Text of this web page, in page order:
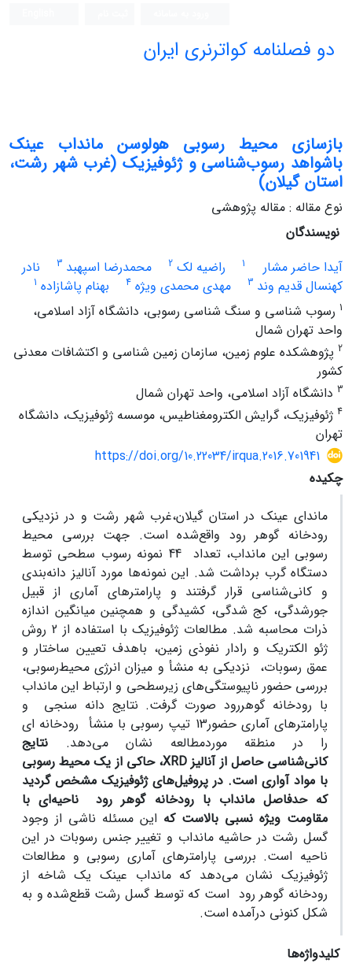
دو فصلنامه کواترنری ایران
بازسازی محیط رسوبی هولوسن مانداب عینک
باشواهد رسوب‌شناسی و ژئوفیزیک (غرب شهر رشت،
استان گیلان)
نوع مقاله : مقاله پژوهشی
نویسندگان
آیدا حاضر مشار
1 راضیه لک 2 محمدرضا اسپهبد 3
نادر
کهنسال قدیم وند 3 مهدی محمدی ویژه 4 بهنام پاشازاده 1
1 رسوب شناسی و سنگ شناسی رسوبی، دانشگاه آزاد اسلامی،
واحد تهران شمال
2 پژوهشکده علوم زمین، سازمان زمین شناسی و اکتشافات معدنی
کشور
3 دانشگاه آزاد اسلامی، واحد تهران شمال
4 ژئوفیزیک، گرایش الکترومغناطیس، موسسه ژئوفیزیک، دانشگاه
تهران
https://doi.org/10.22034/irqua.2016.701941
چکیده
ماندای عینک در استان گیلان،غرب شهر رشت و در نزدیکی
رودخانه گوهر رود واقع‌شده است. جهت بررسی محیط
رسوبی این مانداب، تعداد 44 نمونه رسوب سطحی توسط
دستگاه گرب برداشت شد. این نمونه‌ها مورد آنالیز دانه‌بندی
و کانی‌شناسی قرار گرفتند و پارامترهای آماری از قبیل
جورشدگی، کج شدگی، کشیدگی و همچنین میانگین اندازه
ذرات محاسبه شد. مطالعات ژئوفیزیک با استفاده از 2 روش
ژئو‌ الکتریک و رادار نفوذی زمین، با‌هدف تعیین ساختار و
عمق رسوبات، نزدیکی به منشأ و میزان انرژی محیط‌رسوبی،
بررسی حضور ناپیوستگی‌های زیرسطحی و ارتباط این مانداب
با رودخانه گوهررود صورت گرفت. نتایج دانه سنجی و
پارامترهای آماری حضور13 تیپ رسوبی با منشأ رودخانه ای
را در منطقه مورد‌‌مطالعه نشان می‌دهد. نتایج
کانی‌شناسیحاصل از آنالیز XRD،حاکی از یک محیط رسوبی
با مواد آواری است. در پروفیل‌های ژئوفیزیک مشخص گردید
که حد‌فاصل مانداب با رودخانه گوهر رود ناحیه‌ای با
مقاومت ویژه نسبی بالاست که این مسئله ناشی از وجود
گسل رشت در حاشیه مانداب و تغییر جنس رسوبات در این
ناحیه است. بررسی پارامترهای آماری رسوبی و مطالعات
ژئوفیزیک نشان می‌دهد که مانداب عینک یک شاخه از
رودخانه گوهر رود است که توسط گسل رشت قطع‌شده و به
شکل کنونی درآمده است.
کلیدواژه‌ها